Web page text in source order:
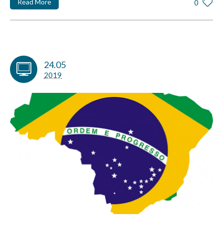
0
24.05
2019